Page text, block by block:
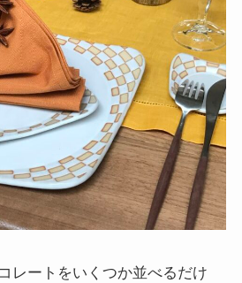
レートをいくつか並べるだけ